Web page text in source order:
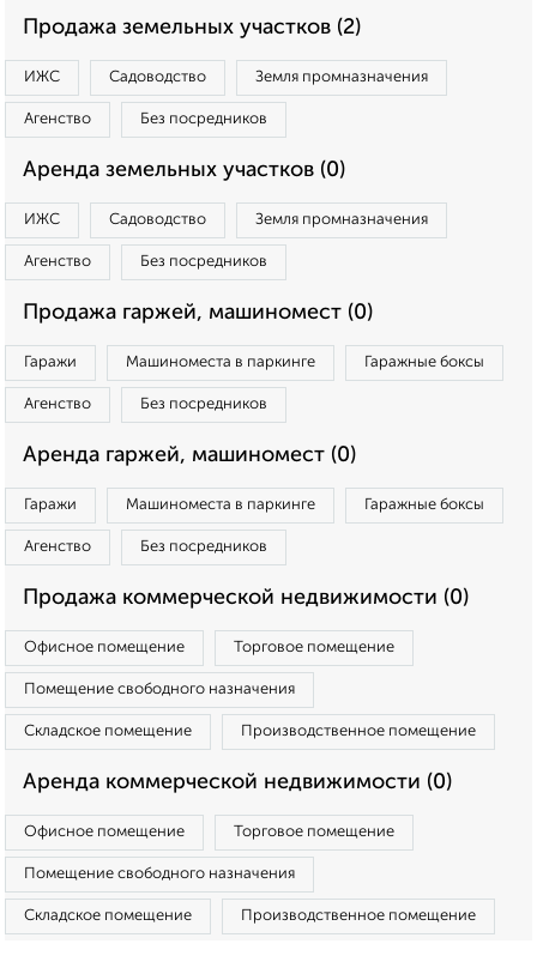
Продажа земельных участков (2)
ИЖС Садоводство Земля промназначения
Агенство Без посредников
Аренда земельных участков (0)
ИЖС Садоводство Земля промназначения
Агенство Без посредников
Продажа гаржей, машиномест (0)
Гаражи Машиноместа в паркинге Гаражные боксы
Агенство Без посредников
Аренда гаржей, машиномест (0)
Гаражи Машиноместа в паркинге Гаражные боксы
Агенство Без посредников
Продажа коммерческой недвижимости (0)
Офисное помещение Торговое помещение
Помещение свободного назначения
Складское помещение Производственное помещение
Аренда коммерческой недвижимости (0)
Офисное помещение Торговое помещение
Помещение свободного назначения
Складское помещение Производственное помещение